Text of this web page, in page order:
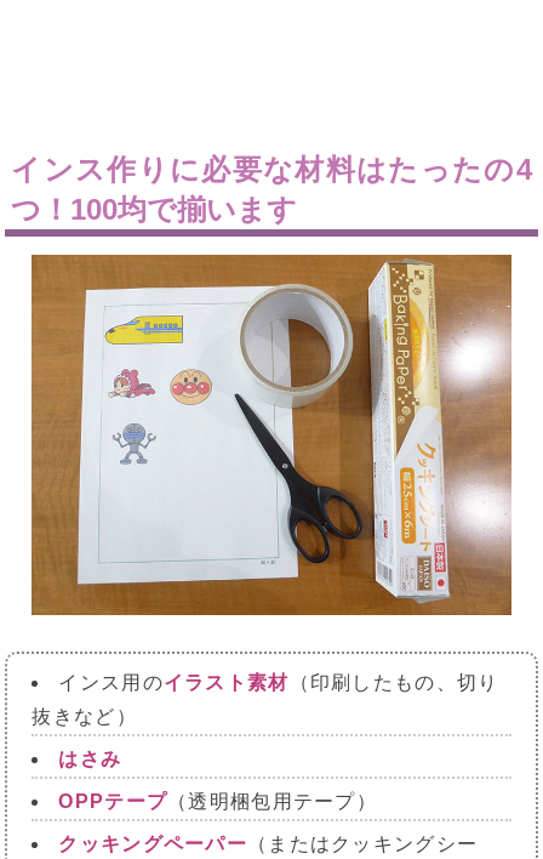
インス作りに必要な材料はたったの4
つ！100均で揃います
インス用のイラスト素材 （印刷したもの、切り
抜きなど）
はさみ
OPPテープ （透明梱包用テープ）
クッキングペーパー （またはクッキングシー